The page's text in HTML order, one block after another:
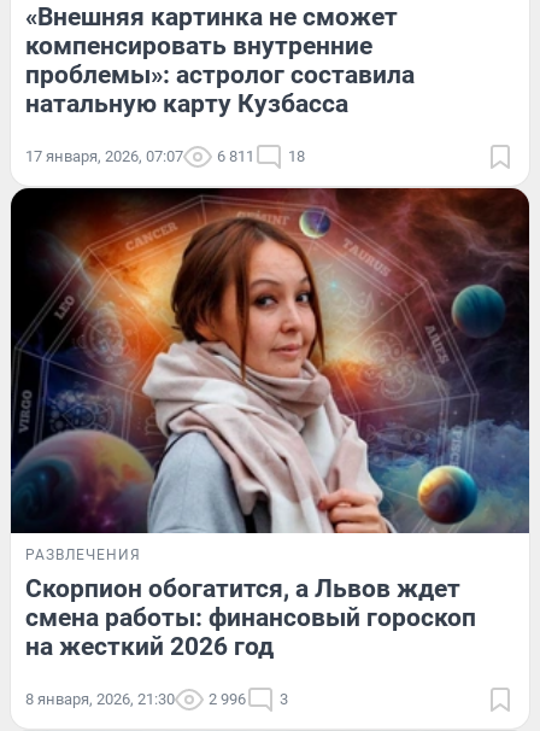
«Внешняя картинка не сможет
компенсировать внутренние
проблемы»: астролог составила
натальную карту Кузбасса
17 января, 2026, 07:07 6 811 18
РАЗВЛЕЧЕНИЯ
Скорпион обогатится, а Львов ждет
смена работы: финансовый гороскоп
на жесткий 2026 год
8 января, 2026, 21:30 2 996 3